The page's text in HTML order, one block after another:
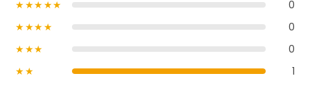
★★★★★
0
★★★★
0
★★★
0
★★
1